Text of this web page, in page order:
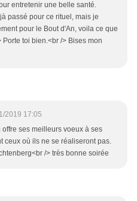
entretenir une belle santé.
passé pour ce rituel, mais je
pour le Bout d'An, voila ce que
toi bien.<br /> Bises mon
2019 17:05
ses meilleurs voeux à ses
ceux où ils ne se réaliseront pas.
/> très bonne soirée